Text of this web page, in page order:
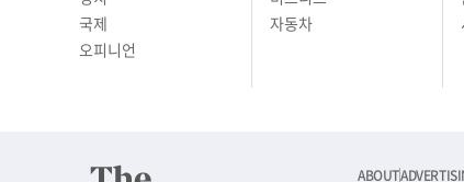
국제
오피니언
자동차
ABOUT